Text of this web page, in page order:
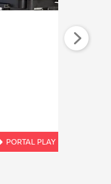
PORTAL PLAY